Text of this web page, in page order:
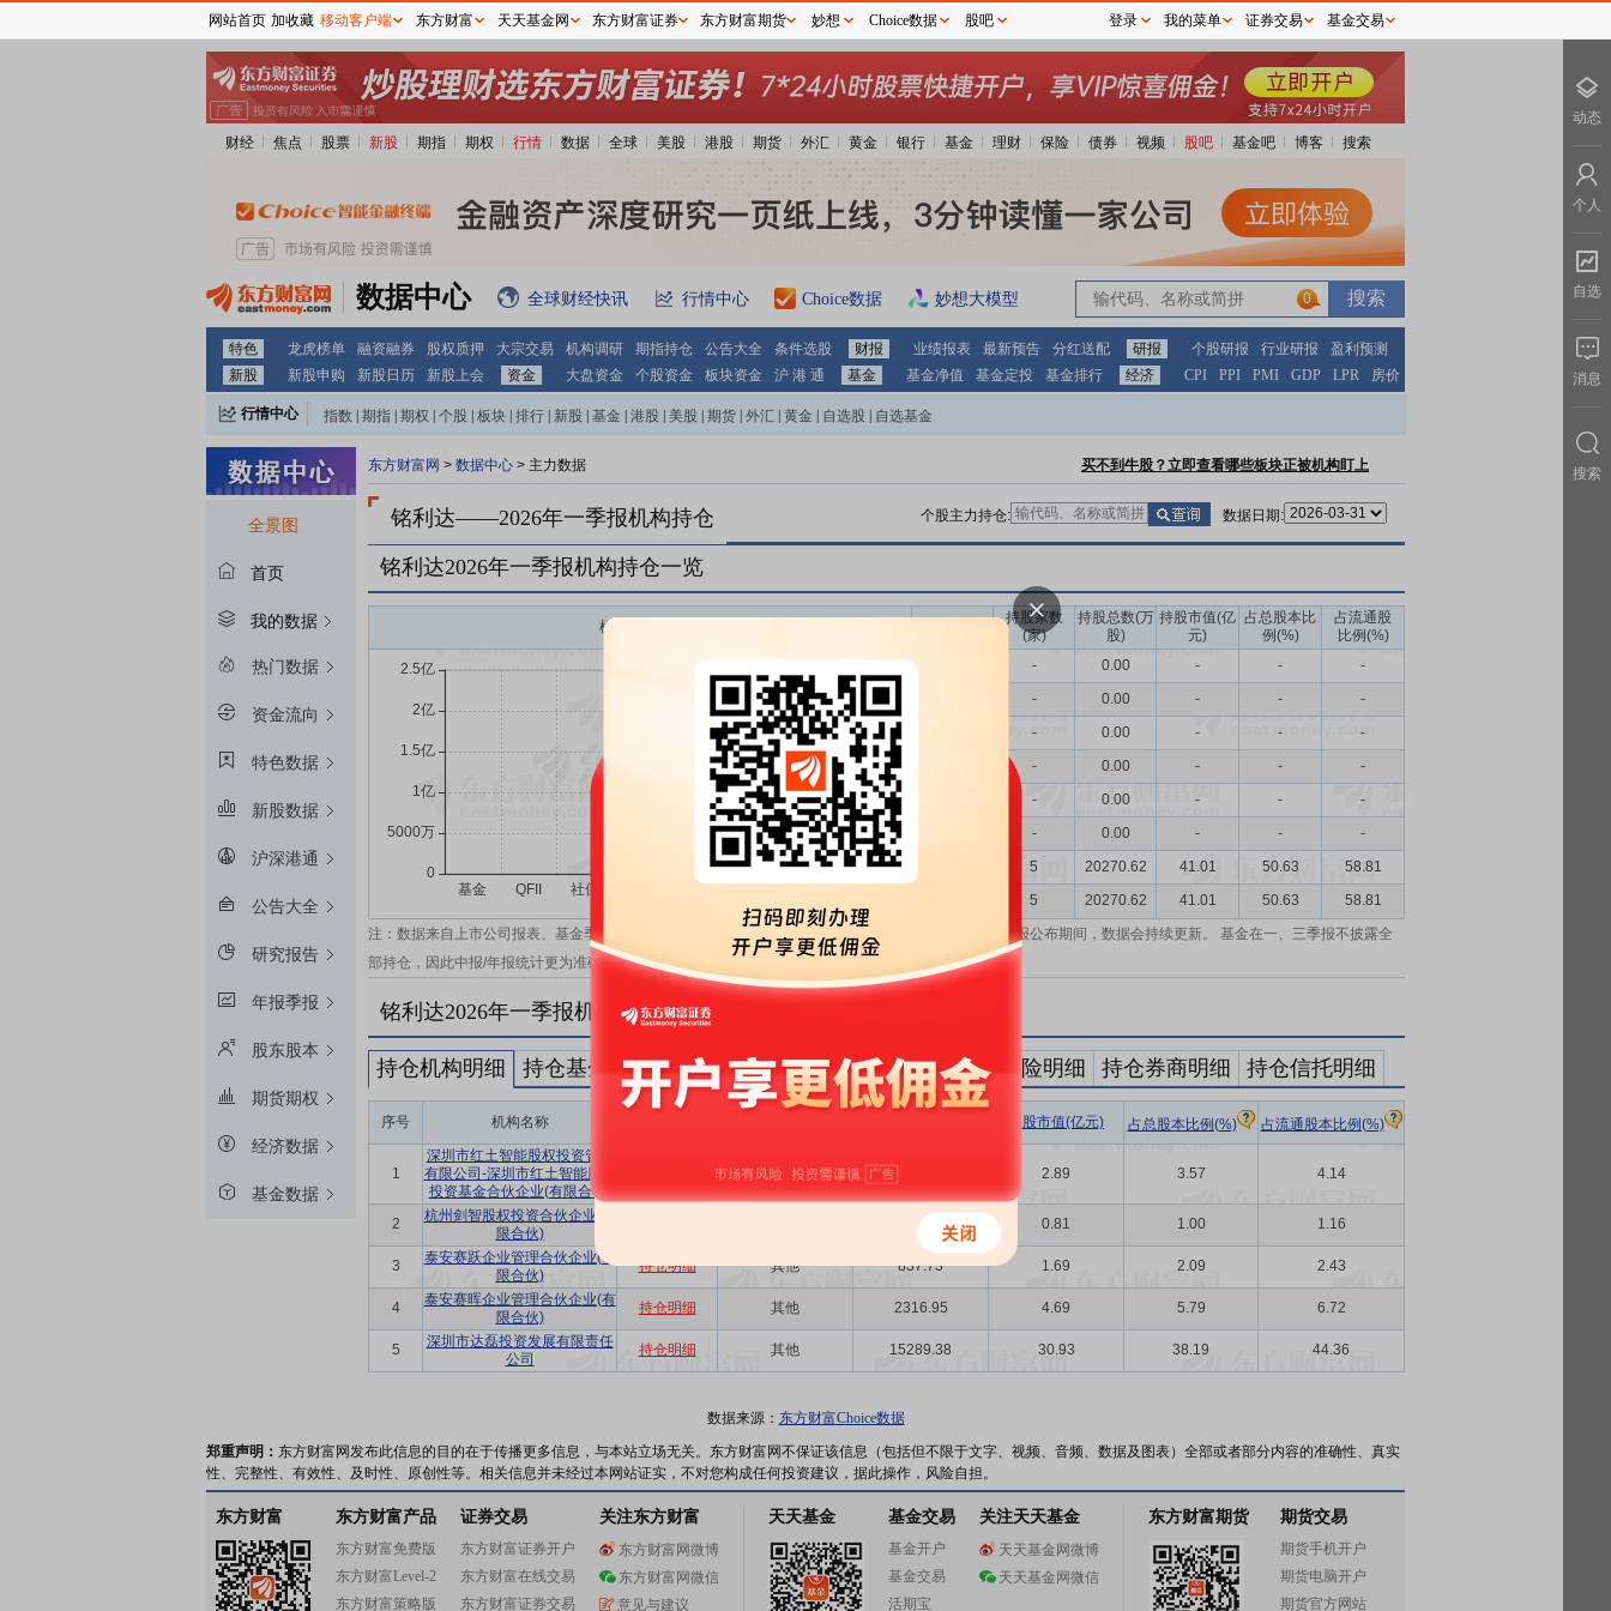
财经 焦点 股票 新股 期指 期权 行情 数据 全球 美股 港股 期货 外汇 黄金 银行 基金 理财 保险 债券 视频 股吧 基金吧 博客 搜索
数据中心 全球财经快讯 行情中心 Choice数据 妙想大模型 0
特色 龙虎榜单 融资融券 股权质押 大宗交易 机构调研 期指持仓 公告大全 条件选股 财报 业绩报表 最新预告 分红送配 研报 个股研报 行业研报
盈利预测
新股
新股申购 新股日历 新股上会 资金 大盘资金 个股资金 板块资金 沪 港 通 基金 基金净值 基金定投 基金排行 经济 CPI PPI PMI GDP LPR 房价
行情中心 指数 期指 期权 个股 板块 排行 新股 基金 港股 美股 期货 外汇 黄金 自选股 自选基金
全景图
首页
我的数据
热门数据
资金流向
特色数据
新股数据
沪深港通
公告大全
研究报告
年报季报
股东股本
期货期权
经济数据
基金数据
东方财富网 > 数据中心 > 主力数据 买不到牛股？立即查看哪些板块正被机构盯上
铭利达——2026年一季报机构持仓 个股主力持仓: 数据日期:
铭利达2026年一季报机构持仓一览
机构持股(万)
持股家数
(家)
持股总数(万
股)
持股市值(亿
元)
占总股本比
例(%)
占流通股
比例(%)
- 0.00 - -
-
- 0.00 - -
-
- 0.00 - -
-
- 0.00 - -
-
- 0.00 - -
-
- 0.00 - -
-
5 20270.62 41.01 50.63
58.81
5 20270.62 41.01 50.63
58.81
注：数据来自上市公司报表、基金季报、半年报和基金年报；在上市公司报表、基金季报、半年报和年报公布期间，数据会持续更新。 基金在一、三季报不披露全
部持仓，因此中报/年报统计更为准确。
铭利达2026年一季报机构持仓明细
持仓机构明细 持仓基金明细 持仓QFII明细 持仓社保明细 持仓保险明细 持仓券商明细 持仓信托明细
序号 机构名称 持股市值(亿元) 占总股本比例(%) 占流通股本比例(%)
1
深圳市红土智能股权投资管理
有限公司-深圳市红土智能股权
投资基金合伙企业(有限合伙)
其他 1427.85 2.89 3.57 4.14
2
杭州剑智股权投资合伙企业(有
限合伙)
398.71 0.81 1.00 1.16
3
泰安赛跃企业管理合伙企业(有
限合伙)
持仓明细 其他 837.73 1.69 2.09 2.43
4
泰安赛晖企业管理合伙企业(有
限合伙)
持仓明细 其他 2316.95 4.69 5.79 6.72
5
深圳市达磊投资发展有限责任
公司
持仓明细 其他 15289.38 30.93 38.19 44.36
数据来源： 东方财富Choice数据
郑重声明： 东方财富网发布此信息的目的在于传播更多信息，与本站立场无关。东方财富网不保证该信息（包括但不限于文字、视频、音频、数据及图表）全部或者部分内容的准确性、真实
性、完整性、有效性、及时性、原创性等。相关信息并未经过本网站证实，不对您构成任何投资建议，据此操作，风险自担。
东方财富 东方财富产品
东方财富免费版
东方财富Level-2
东方财富策略版
证券交易
东方财富证券开户
东方财富在线交易
东方财富证券交易
关注东方财富
东方财富网微博
东方财富网微信
意见与建议
天天基金 基金交易
基金开户
基金交易
活期宝
关注天天基金
天天基金网微博
天天基金网微信
东方财富期货 期货交易
期货手机开户
期货电脑开户
期货官方网站
网站首页 加收藏 移动客户端 东方财富 天天基金网 东方财富证券 东方财富期货 妙想 Choice数据 股吧 登录 我的菜单 证券交易 基金交易
动态
个人
自选
消息
搜索